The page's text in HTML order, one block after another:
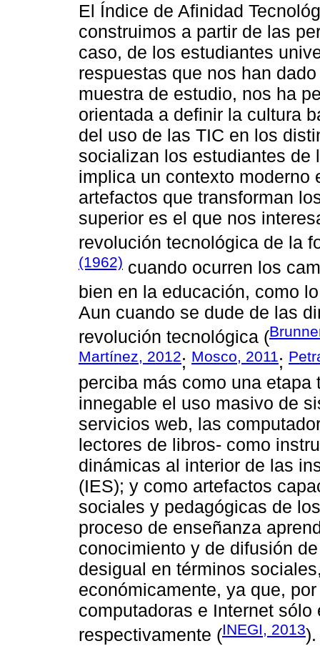
El Índice de Afinidad
construimos a partir de las
caso, de los estudiantes
respuestas que nos han
muestra de estudio, nos ha
orientada a definir la cultura
del uso de las TIC en los
socializan los estudiantes de
implica un contexto moderno
artefactos que transforman
superior es el que nos
revolución tecnológica de la
(1962) cuando ocurren los
bien en la educación, como
Aun cuando se dude de las
revolución tecnológica (
Martínez, 2012; Mosco, 2011;
perciba más como una
innegable el uso masivo de
servicios web, las
lectores de libros- como
dinámicas al interior de las
(IES); y como artefactos
sociales y pedagógicas de
proceso de enseñanza
conocimiento y de difusión
desigual en términos
económicamente, ya que,
computadoras e Internet
respectivamente (INEGI, 2013).